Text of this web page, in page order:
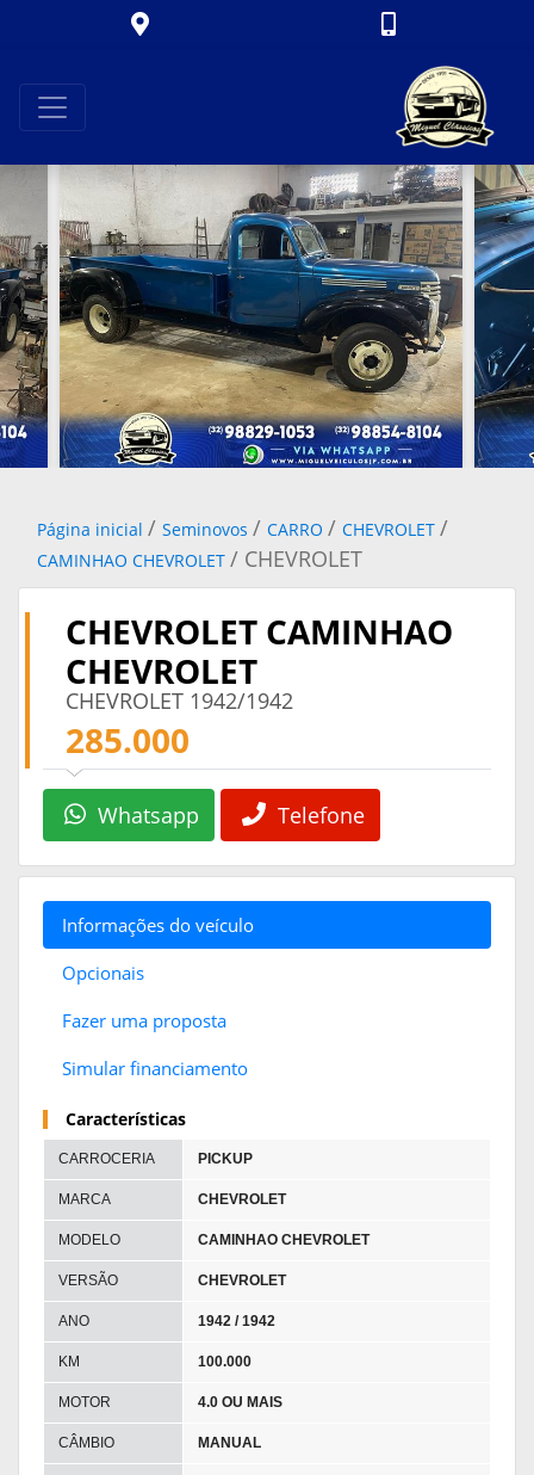
Página inicial / Seminovos / CARRO / CHEVROLET /
CAMINHAO CHEVROLET / CHEVROLET
CHEVROLET CAMINHAO
CHEVROLET
CHEVROLET 1942/1942
285.000
Whatsapp Telefone
Informações do veículo
Opcionais
Fazer uma proposta
Simular financiamento
Características
CARROCERIA PICKUP
MARCA CHEVROLET
MODELO CAMINHAO CHEVROLET
VERSÃO CHEVROLET
ANO 1942 / 1942
KM 100.000
MOTOR 4.0 OU MAIS
CÂMBIO MANUAL